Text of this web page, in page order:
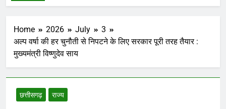
Home 2026 July
3
अल्प वर्षा की हर चुनौती से निपटने के लिए सरकार पूरी तरह तैयार :
मुख्यमंत्री विष्णुदेव साय
छत्तीसगढ़ राज्य